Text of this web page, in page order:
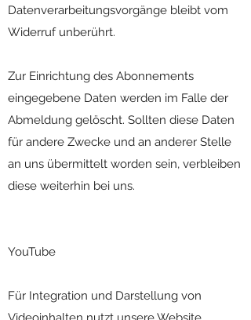
Datenverarbeitungsvorgänge bleibt vom
Widerruf unberührt.
Zur Einrichtung des Abonnements
eingegebene Daten werden im Falle der
Abmeldung gelöscht. Sollten diese Daten
für andere Zwecke und an anderer Stelle
an uns übermittelt worden sein, verbleiben
diese weiterhin bei uns.
YouTube
Für Integration und Darstellung von